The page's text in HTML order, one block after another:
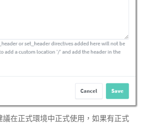
議在正式環境中正式使用，如果有正式